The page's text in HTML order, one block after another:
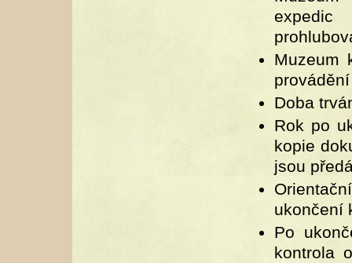
expedic
Muzeum
Doba
Rok po
kopie
jsou
ukončení
Po
kontrola